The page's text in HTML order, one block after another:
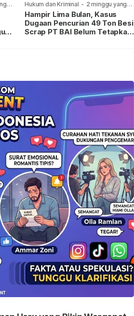
Hukum dan Kriminal - 2 minggu yang
lalu
Hampir Lima Bulan, Kasus
Dugaan Pencurian 49 Ton Besi
Scrap PT BAI Belum Tetapkan